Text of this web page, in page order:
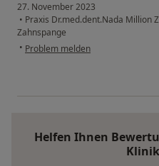
27. November 2023
• Praxis Dr.med.dent.Nada Million
Zahnspange
• Problem melden
Helfen Ihnen